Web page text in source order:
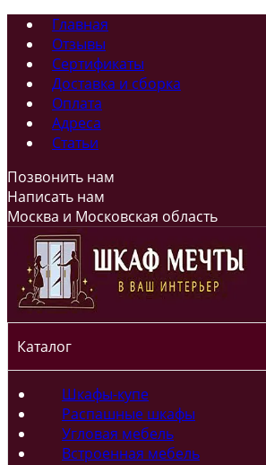
Главная
Отзывы
Сертификаты
Доставка и сборка
Оплата
Адреса
Статьи
Позвонить нам
Написать нам
Москва и Московская область
Каталог
Шкафы-купе
Распашные шкафы
Угловая мебель
Встроенная мебель